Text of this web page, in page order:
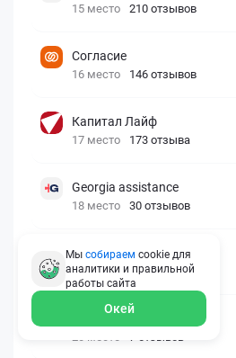
15 место 210 отзывов
Согласие
16 место 146 отзывов
Капитал Лайф
17 место 173 отзыва
Georgia assistance
18 место 30 отзывов
Д2 Страхование
19 место 10 отзывов
Мы собираем cookie для
аналитики и правильной
работы сайта
Окей